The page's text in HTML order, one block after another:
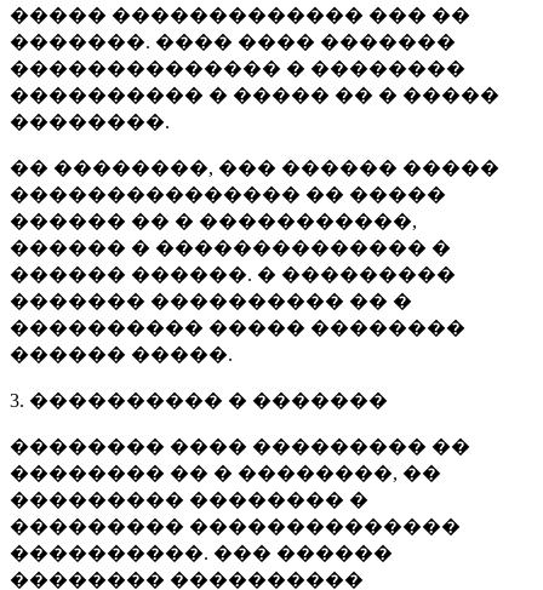
����� ������������� ��� ��
�������. ���� ���� �������
�������������� � ��������
���������� � ����� �� � �����
��������.
�� ��������, ��� ������ �����
��������������� �� �����
������ �� � �����������,
������ � �������������� �
������ ������. � ���������
������� ���������� �� �
���������� ����� ��������
������ �����.
3. ���������� � �������
�������� ���� ��������� ��
�������� �� � ��������, ��
��������� �������� �
��������� ��������������
����������. ��� ������
�������� ����������